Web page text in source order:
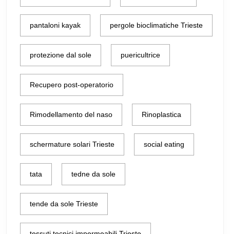
pantaloni kayak pergole bioclimatiche Trieste
protezione dal sole puericultrice
Recupero post-operatorio
Rimodellamento del naso Rinoplastica
schermature solari Trieste social eating
tata tedne da sole
tende da sole Trieste